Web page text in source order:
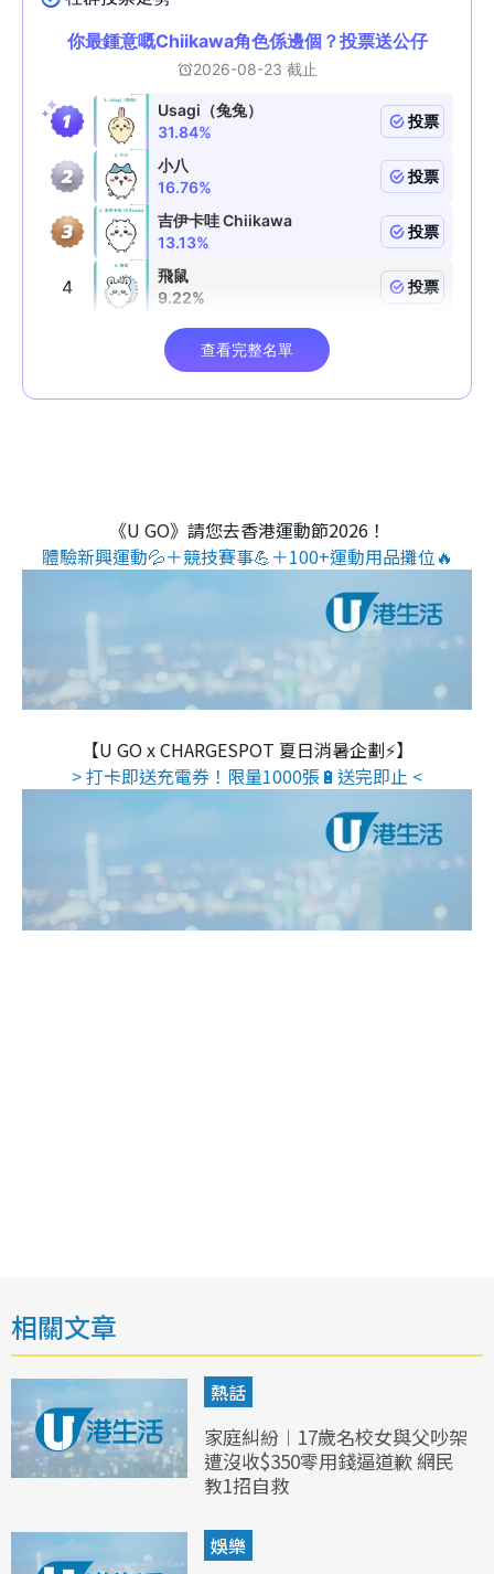
《U GO》請您去香港運動節2026！
體驗新興運動💦＋競技賽事💪＋100+運動用品攤位🔥
【U GO x CHARGESPOT 夏日消暑企劃⚡】
> 打卡即送充電券！限量1000張🔋送完即止 <
相關文章
熱話
家庭糾紛︱17歲名校女與父吵架
遭沒收$350零用錢逼道歉 網民
教1招自救
娛樂